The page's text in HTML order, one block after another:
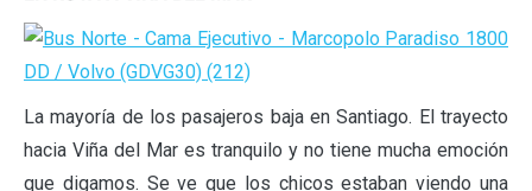
La mayoría de los pasajeros baja en Santiago. El trayecto
hacia Viña del Mar es tranquilo y no tiene mucha emoción
que digamos. Se ve que los chicos estaban viendo una